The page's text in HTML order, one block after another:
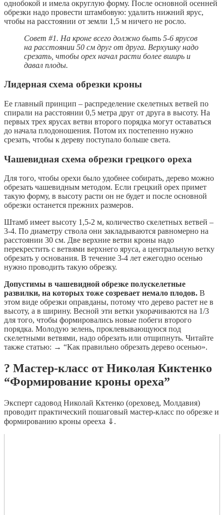
однобокой и имела округлую форму. После основной осенней
обрезки надо провести штамбовую: удалить нижний ярус,
чтобы на расстоянии от земли 1,5 м ничего не росло.
Совет #1. На кроне всего должно быть 5-6 ярусов
на расстоянии 50 см друг от друга. Верхушку надо
срезать, чтобы орех начал расти более вширь и
давал плоды.
Лидерная схема обрезки кроны
Ее главный принцип – распределение скелетных ветвей по
спирали на расстоянии 0,5 метра друг от друга в высоту. На
первых трех ярусах ветви второго порядка могут оставаться
до начала плодоношения. Потом их постепенно нужно
срезать, чтобы к дереву поступало больше света.
Чашевидная схема обрезки грецкого ореха
Для того, чтобы орехи было удобнее собирать, дерево можно
обрезать чашевидным методом. Если грецкий орех примет
такую форму, в высоту расти он не будет и после основной
обрезки останется прежних размеров.
Штамб имеет высоту 1,5-2 м, количество скелетных ветвей –
3-4. По диаметру ствола они закладываются равномерно на
расстоянии 30 см. Две верхние ветви кроны надо
перекрестить с ветвями верхнего яруса, а центральную ветку
обрезать у основания. В течение 3-4 лет ежегодно осенью
нужно проводить такую обрезку.
Допустимы в чашевидной обрезке полускелетные
развилки, на которых тоже созревает немало плодов. В
этом виде обрезки оправданы, потому что дерево растет не в
высоту, а в ширину. Весной эти ветки укорачиваются на 1/3
для того, чтобы формировались новые побеги второго
порядка. Молодую зелень, проклевывающуюся под
скелетными ветвями, надо обрезать или отщипнуть. Читайте
также статью: → “Как правильно обрезать дерево осенью».
? Мастер-класс от Николая Киктенко
“Формирование кроны ореха”
Эксперт садовод Николай Кктенко (ореховед, Молдавия)
проводит практический пошаговый мастер-класс по обрезке и
формированию кроны орееха ⇓.